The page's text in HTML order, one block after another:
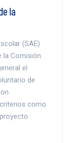
la
(SAE)
la Comisión
el
de
como